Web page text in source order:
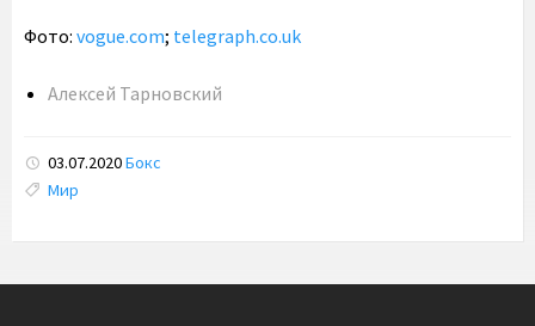
Фото: vogue.com; telegraph.co.uk
Алексей Тарновский
03.07.2020Бокс
Tags:
Мир